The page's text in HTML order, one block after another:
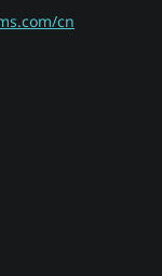
cn